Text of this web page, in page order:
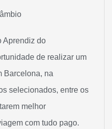
Aprendiz do
de realizar um
Barcelona, na
selecionados, entre os
melhor
com tudo pago.